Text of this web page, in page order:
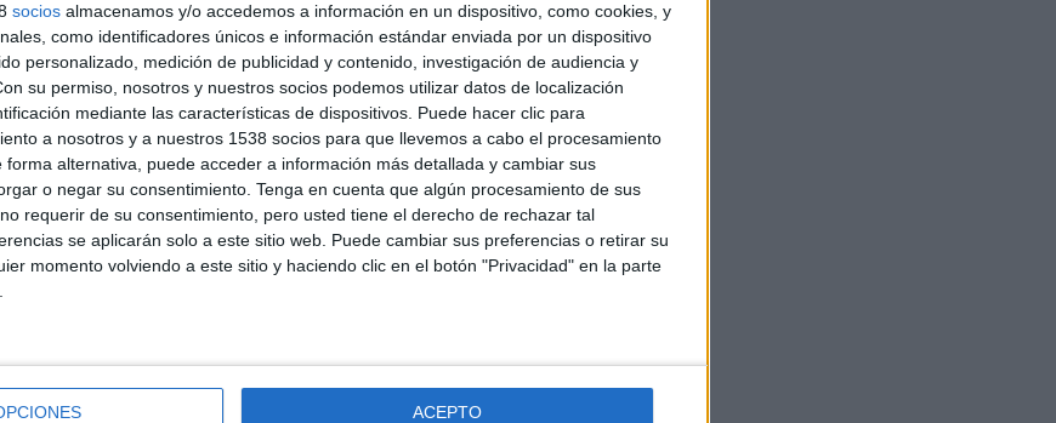
socios almacenamos y/o accedemos a información en un dispositivo, como cookies, y
como identificadores únicos e información estándar enviada por un dispositivo
personalizado, medición de publicidad y contenido, investigación de audiencia y
su permiso, nosotros y nuestros socios podemos utilizar datos de localización
mediante las características de dispositivos. Puede hacer clic para
a nosotros y a nuestros 1538 socios para que llevemos a cabo el procesamiento
forma alternativa, puede acceder a información más detallada y cambiar sus
o negar su consentimiento. Tenga en cuenta que algún procesamiento de sus
requerir de su consentimiento, pero usted tiene el derecho de rechazar tal
se aplicarán solo a este sitio web. Puede cambiar sus preferencias o retirar su
momento volviendo a este sitio y haciendo clic en el botón "Privacidad" en la parte
ACEPTO